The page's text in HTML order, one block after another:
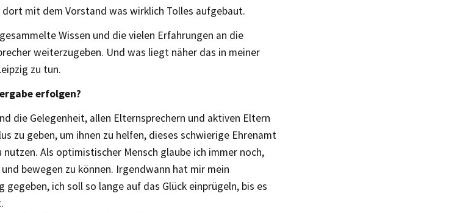
mit dem Vorstand was wirklich Tolles aufgebaut.
Wissen und die vielen Erfahrungen an die
weiterzugeben. Und was liegt näher das in meiner
zu tun.
erfolgen?
die Gelegenheit, allen Elternsprechern und aktiven Eltern
zu geben, um ihnen zu helfen, dieses schwierige Ehrenamt
Als optimistischer Mensch glaube ich immer noch,
bewegen zu können. Irgendwann hat mir mein
gegeben, ich soll so lange auf das Glück einprügeln, bis es